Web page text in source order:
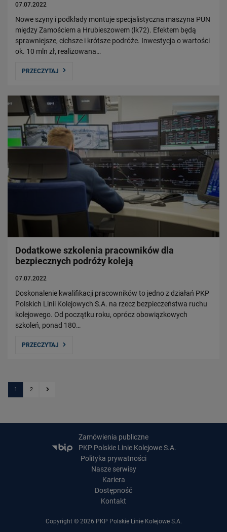
07.07.2022
Nowe szyny i podkłady montuje specjalistyczna maszyna PUN
między Zamościem a Hrubieszowem (lk72). Efektem będą
sprawniejsze, cichsze i krótsze podróże. Inwestycja o wartości
ok. 10 mln zł, realizowana…
PRZECZYTAJ
Dodatkowe szkolenia pracowników dla
bezpiecznych podróży koleją
07.07.2022
Doskonalenie kwalifikacji pracowników to jedno z działań PKP
Polskich Linii Kolejowych S.A. na rzecz bezpieczeństwa ruchu
kolejowego. Od początku roku, oprócz obowiązkowych
szkoleń, ponad 180…
PRZECZYTAJ
1 2 Kolejna strona
Zamówienia publiczne
PKP Polskie Linie Kolejowe S.A.
Polityka prywatności
Nasze serwisy
Kariera
Dostępność
Kontakt
Copyright © 2026 PKP Polskie Linie Kolejowe S.A.